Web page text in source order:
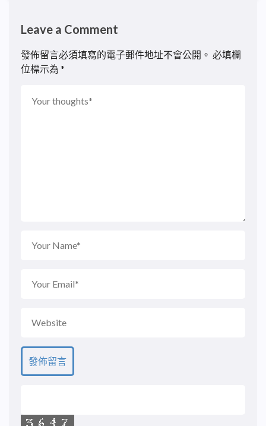
Leave a Comment
發佈留言必須填寫的電子郵件地址不會公開。 必填欄
位標示為 *